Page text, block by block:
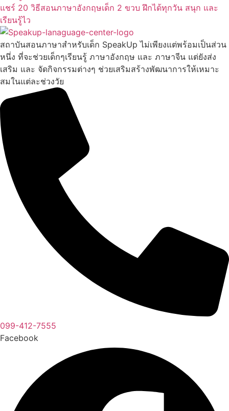
แชร์ 20 วิธีสอนภาษาอังกฤษเด็ก 2 ขวบ ฝึกได้ทุกวัน สนุก และ
เรียนรู้ไว
สถาบันสอนภาษาสำหรับเด็ก SpeakUp ไม่เพียงแต่พร้อมเป็นส่วน
หนึ่ง ที่จะช่วยเด็กๆเรียนรู้ ภาษาอังกฤษ และ ภาษาจีน แต่ยังส่ง
เสริม และ จัดกิจกรรมต่างๆ ช่วยเสริมสร้างพัฒนาการให้เหมาะ
สมในแต่ละช่วงวัย
099-412-7555
Facebook